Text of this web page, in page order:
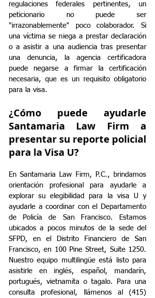
regulaciones federales pertinentes, un
peticionario no puede ser
"irrazonablemente" poco colaborador. Si
una víctima se niega a prestar declaración
o a asistir a una audiencia tras presentar
una denuncia, la agencia certificadora
puede negarse a firmar la certificación
necesaria, que es un requisito obligatorio
para la visa.
¿Cómo puede ayudarle
Santamaria Law Firm a
presentar su reporte policial
para la Visa U?
En Santamaria Law Firm, P.C., brindamos
orientación profesional para ayudarle a
explorar su elegibilidad para la visa U y
ayudarle a coordinar con el Departamento
de Policía de San Francisco. Estamos
ubicados a pocos minutos de la sede del
SFPD, en el Distrito Financiero de San
Francisco, en 100 Pine Street, Suite 1250.
Nuestro equipo multilingüe está listo para
asistirle en inglés, español, mandarín,
portugués, vietnamita o tagalo. Para una
consulta profesional, llámenos al (415)